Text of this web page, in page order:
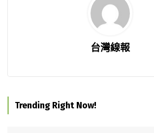
台灣線報
Trending Right Now!